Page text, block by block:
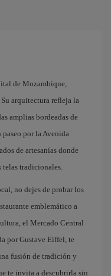
de Mozambique,
arquitectura refleja la
amplias bordeadas de
por la Avenida
de artesanías donde
telas tradicionales.
no dejes de probar los
emblemático a
el Mercado Central
por Gustave Eiffel, te
fusión de tradición y
te invita a descubrirla sin